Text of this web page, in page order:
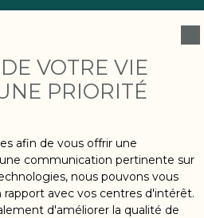
958
VOTRE VIE
PRIORITÉ
afin de vous offrir une
communication pertinente sur
nous pouvons vous
avec vos centres d'intérêt.
d'améliorer la qualité de